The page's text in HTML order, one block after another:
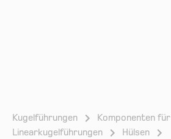
Kugelführungen
Komponenten für
Linearkugelführungen
Hülsen